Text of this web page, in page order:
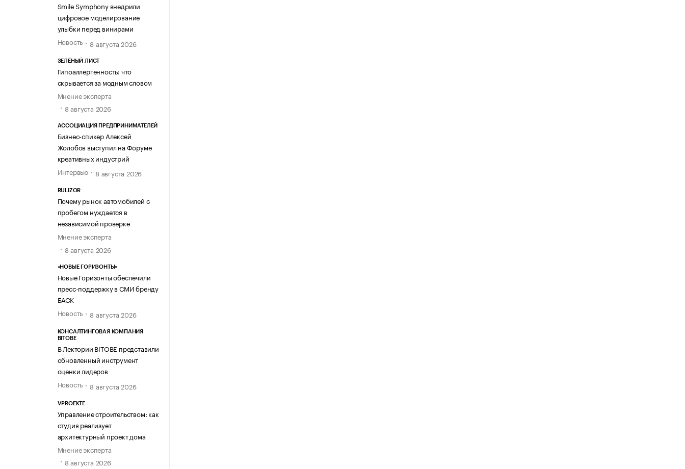
Smile Symphony внедрили
цифровое моделирование
улыбки перед винирами
Новость
8 августа 2026
ЗЕЛЁНЫЙ ЛИСТ
Гипоаллергенность: что
скрывается за модным словом
Мнение эксперта
8 августа 2026
АССОЦИАЦИЯ ПРЕДПРИНИМАТЕЛЕЙ
Бизнес-спикер Алексей
Жолобов выступил на Форуме
креативных индустрий
Интервью
8 августа 2026
RULIZOR
Почему рынок автомобилей с
пробегом нуждается в
независимой проверке
Мнение эксперта
8 августа 2026
«НОВЫЕ ГОРИЗОНТЫ»
Новые Горизонты обеспечили
пресс-поддержку в СМИ бренду
БАСК
Новость
8 августа 2026
КОНСАЛТИНГОВАЯ КОМПАНИЯ
BITOBE
В Лектории BITOBE представили
обновленный инструмент
оценки лидеров
Новость
8 августа 2026
VPROEKTE
Управление строительством: как
студия реализует
архитектурный проект дома
Мнение эксперта
8 августа 2026